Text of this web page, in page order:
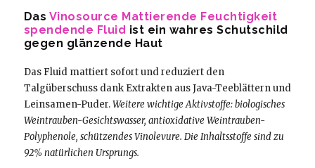
Das Vinosource Mattierende Feuchtigkeit
spendende Fluid ist ein wahres Schutschild
gegen glänzende Haut
Das Fluid mattiert sofort und reduziert den
Talgüberschuss dank Extrakten aus Java-Teeblättern und
Leinsamen-Puder.Weitere wichtige Aktivstoffe: biologisches
Weintrauben-Gesichtswasser, antioxidative Weintrauben-
Polyphenole, schützendes Vinolevure. Die Inhaltsstoffe sind zu
92% natürlichen Ursprungs.